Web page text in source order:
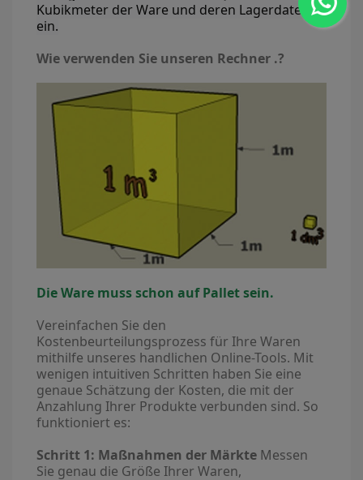
Kubikmeter der Ware und deren Lagerdaten
ein.
Wie verwenden Sie unseren Rechner .?
Die Ware muss schon auf Pallet sein.
Vereinfachen Sie den
Kostenbeurteilungsprozess für Ihre Waren
mithilfe unseres handlichen Online-Tools. Mit
wenigen intuitiven Schritten haben Sie eine
genaue Schätzung der Kosten, die mit der
Anzahlung Ihrer Produkte verbunden sind. So
funktioniert es:
Schritt 1: Maßnahmen der Märkte Messen
Sie genau die Größe Ihrer Waren,